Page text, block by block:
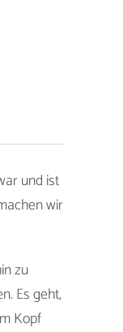
und ist
wir
zu
Es geht,
Kopf